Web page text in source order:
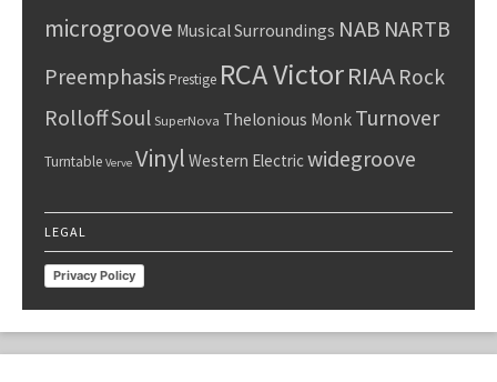
microgroove Musical Surroundings NAB NARTB
PreemphasisPrestige RCA VictorRIAA Rock
RolloffSoul SuperNova Thelonious Monk Turnover
Turntable Verve Vinyl Western Electricwidegroove
LEGAL
Privacy Policy